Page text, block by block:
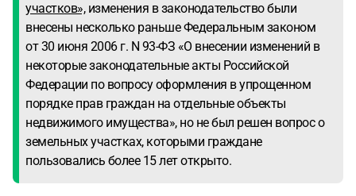
участков»,изменения в законодательство были
внесены несколько раньше Федеральным законом
от 30 июня 2006 г. N 93-ФЗ «О внесении изменений в
некоторые законодательные акты Российской
Федерации по вопросу оформления в упрощенном
порядке прав граждан на отдельные объекты
недвижимого имущества», но не был решен вопрос о
земельных участках, которыми граждане
пользовались более 15 лет открыто.